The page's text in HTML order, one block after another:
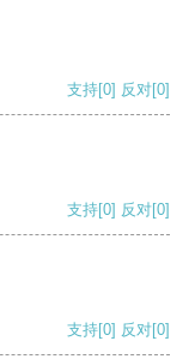
支持[0] 反对[0]
支持[0] 反对[0]
支持[0] 反对[0]